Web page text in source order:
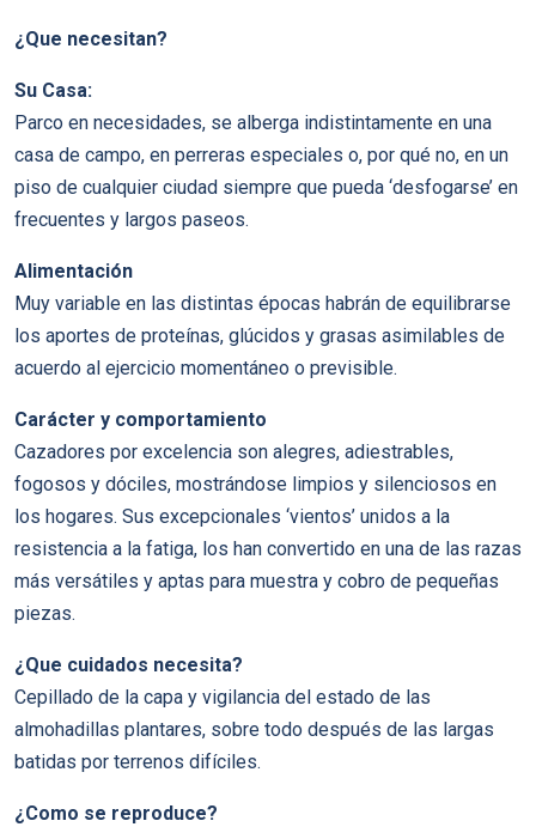
¿Que necesitan?
Su Casa:
Parco en necesidades, se alberga indistintamente en una
casa de campo, en perreras especiales o, por qué no, en un
piso de cualquier ciudad siempre que pueda ‘desfogarse’ en
frecuentes y largos paseos.
Alimentación
Muy variable en las distintas épocas habrán de equilibrarse
los aportes de proteínas, glúcidos y grasas asimilables de
acuerdo al ejercicio momentáneo o previsible.
Carácter y comportamiento
Cazadores por excelencia son alegres, adiestrables,
fogosos y dóciles, mostrándose limpios y silenciosos en
los hogares. Sus excepcionales ‘vientos’ unidos a la
resistencia a la fatiga, los han convertido en una de las razas
más versátiles y aptas para muestra y cobro de pequeñas
piezas.
¿Que cuidados necesita?
Cepillado de la capa y vigilancia del estado de las
almohadillas plantares, sobre todo después de las largas
batidas por terrenos difíciles.
¿Como se reproduce?